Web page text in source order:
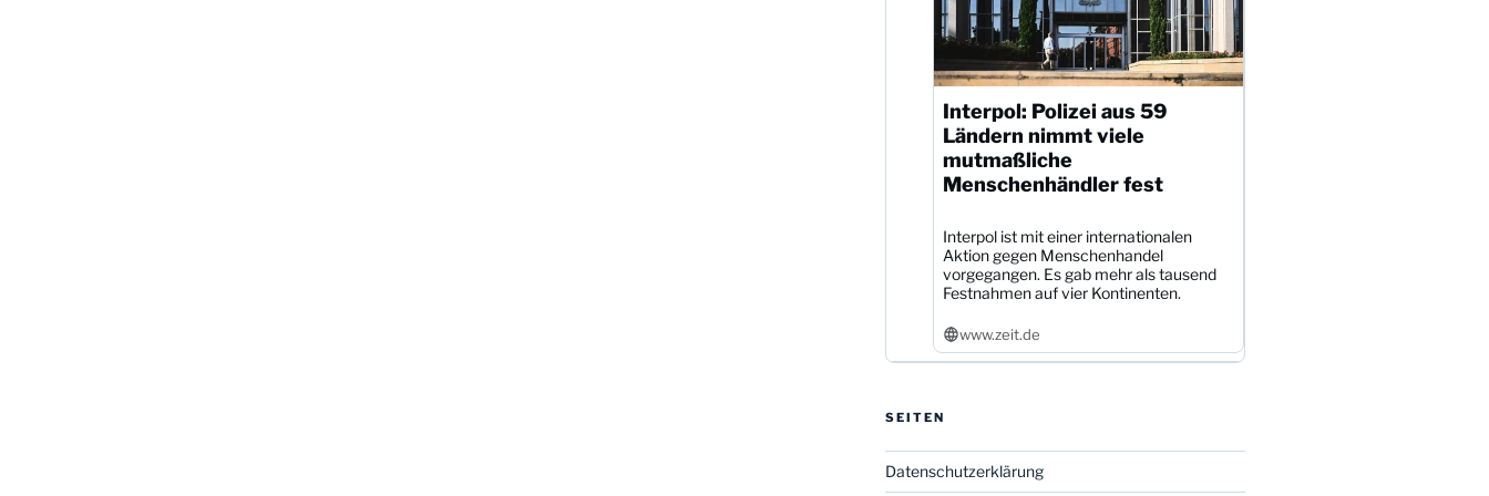
Interpol: Polizei aus 59
Ländern nimmt viele
mutmaßliche
Menschenhändler fest
Interpol ist mit einer internationalen
Aktion gegen Menschenhandel
vorgegangen. Es gab mehr als tausend
Festnahmen auf vier Kontinenten.
www.zeit.de
SEITEN
Datenschutzerklärung